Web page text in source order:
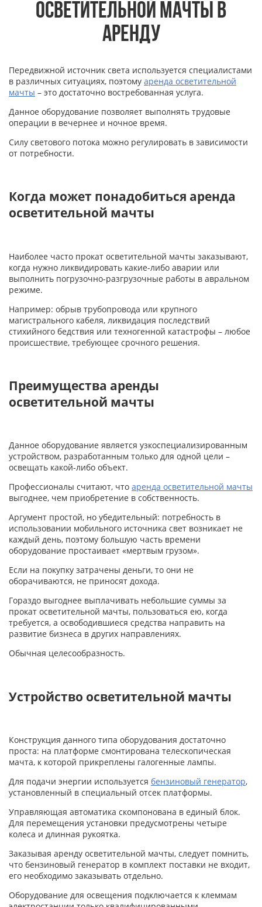
ОСВЕТИТЕЛЬНОЙ МАЧТЫ В
АРЕНДУ
Передвижной источник света используется специалистами
в различных ситуациях, поэтому аренда осветительной
мачты – это достаточно востребованная услуга.
Данное оборудование позволяет выполнять трудовые
операции в вечернее и ночное время.
Силу светового потока можно регулировать в зависимости
от потребности.
Когда может понадобиться аренда
осветительной мачты
Наиболее часто прокат осветительной мачты заказывают,
когда нужно ликвидировать какие-либо аварии или
выполнить погрузочно-разгрузочные работы в авральном
режиме.
Например: обрыв трубопровода или крупного
магистрального кабеля, ликвидация последствий
стихийного бедствия или техногенной катастрофы – любое
происшествие, требующее срочного решения.
Преимущества аренды
осветительной мачты
Данное оборудование является узкоспециализированным
устройством, разработанным только для одной цели –
освещать какой-либо объект.
Профессионалы считают, что аренда осветительной мачты
выгоднее, чем приобретение в собственность.
Аргумент простой, но убедительный: потребность в
использовании мобильного источника свет возникает не
каждый день, поэтому большую часть времени
оборудование простаивает «мертвым грузом».
Если на покупку затрачены деньги, то они не
оборачиваются, не приносят дохода.
Гораздо выгоднее выплачивать небольшие суммы за
прокат осветительной мачты, пользоваться ею, когда
требуется, а освободившиеся средства направить на
развитие бизнеса в других направлениях.
Обычная целесообразность.
Устройство осветительной мачты
Конструкция данного типа оборудования достаточно
проста: на платформе смонтирована телескопическая
мачта, к которой прикреплены галогенные лампы.
Для подачи энергии используется бензиновый генератор,
установленный в специальный отсек платформы.
Управляющая автоматика скомпонована в единый блок.
Для перемещения установки предусмотрены четыре
колеса и длинная рукоятка.
Заказывая аренду осветительной мачты, следует помнить,
что бензиновый генератор в комплект поставки не входит,
его необходимо заказывать отдельно.
Оборудование для освещения подключается к клеммам